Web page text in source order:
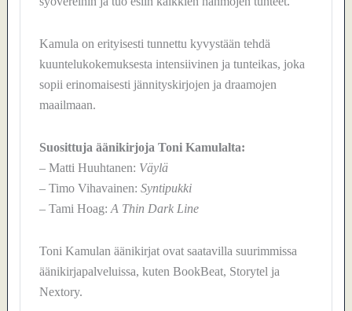
Kamula on erityisesti tunnettu kyvystään tehdä
kuuntelukokemuksesta intensiivinen ja tunteikas, joka
sopii erinomaisesti jännityskirjojen ja draamojen
maailmaan.
Suosittuja äänikirjoja Toni Kamulalta:
– Matti Huuhtanen: Väylä
– Timo Vihavainen: Syntipukki
– Tami Hoag: A Thin Dark Line
Toni Kamulan äänikirjat ovat saatavilla suurimmissa
äänikirjapalveluissa, kuten BookBeat, Storytel ja
Nextory.